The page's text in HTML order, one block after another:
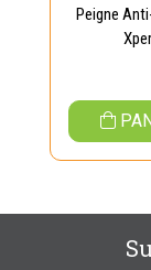
Peigne